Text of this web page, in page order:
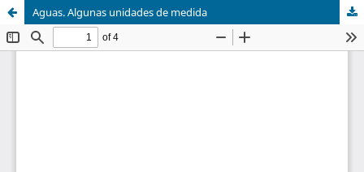
Aguas. Algunas unidades de medida